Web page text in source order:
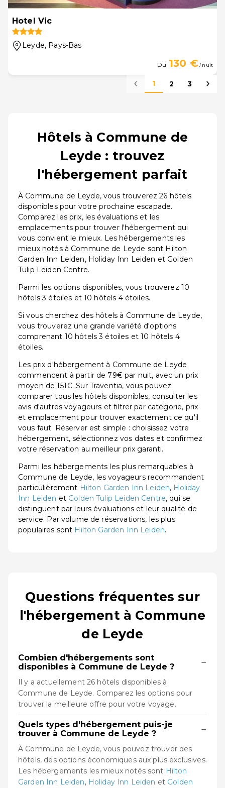
Hotel Vic
Leyde, Pays-Bas
Du 130 €/ nuit
1 2 3
Hôtels à Commune de
Leyde : trouvez
l'hébergement parfait
À Commune de Leyde, vous trouverez 26 hôtels
disponibles pour votre prochaine escapade.
Comparez les prix, les évaluations et les
emplacements pour trouver l'hébergement qui
vous convient le mieux. Les hébergements les
mieux notés à Commune de Leyde sont Hilton
Garden Inn Leiden, Holiday Inn Leiden et Golden
Tulip Leiden Centre.
Parmi les options disponibles, vous trouverez 10
hôtels 3 étoiles et 10 hôtels 4 étoiles.
Si vous cherchez des hôtels à Commune de Leyde,
vous trouverez une grande variété d'options
comprenant 10 hôtels 3 étoiles et 10 hôtels 4
étoiles.
Les prix d'hébergement à Commune de Leyde
commencent à partir de 79€ par nuit, avec un prix
moyen de 151€. Sur Traventia, vous pouvez
comparer tous les hôtels disponibles, consulter les
avis d'autres voyageurs et filtrer par catégorie, prix
et emplacement pour trouver exactement ce qu'il
vous faut. Réserver est simple : choisissez votre
hébergement, sélectionnez vos dates et confirmez
votre réservation au meilleur prix garanti.
Parmi les hébergements les plus remarquables à
Commune de Leyde, les voyageurs recommandent
particulièrement Hilton Garden Inn Leiden, Holiday
Inn Leiden et Golden Tulip Leiden Centre, qui se
distinguent par leurs évaluations et leur qualité de
service. Par volume de réservations, les plus
populaires sont Hilton Garden Inn Leiden.
Questions fréquentes sur
l'hébergement à Commune
de Leyde
Combien d'hébergements sont
disponibles à Commune de Leyde ?
−
Il y a actuellement 26 hôtels disponibles à
Commune de Leyde. Comparez les options pour
trouver la meilleure offre pour votre voyage.
Quels types d'hébergement puis-je
trouver à Commune de Leyde ?
−
À Commune de Leyde, vous pouvez trouver des
hôtels, des options économiques aux plus exclusives.
Les hébergements les mieux notés sont Hilton
Garden Inn Leiden, Holiday Inn Leiden et Golden